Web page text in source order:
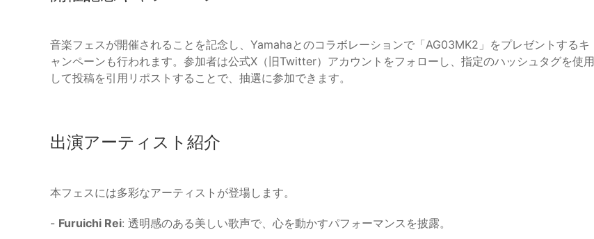
音楽フェスが開催されることを記念し、Yamahaとのコラボレーションで「AG03MK2」をプレゼントするキ
ャンペーンも行われます。参加者は公式X（旧Twitter）アカウントをフォローし、指定のハッシュタグを使用
して投稿を引用リポストすることで、抽選に参加できます。
出演アーティスト紹介
本フェスには多彩なアーティストが登場します。
- Furuichi Rei: 透明感のある美しい歌声で、心を動かすパフォーマンスを披露。